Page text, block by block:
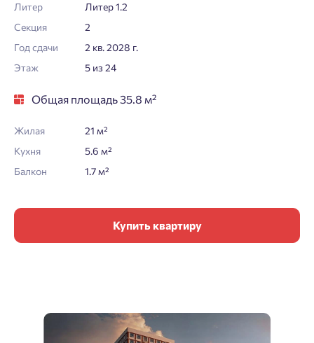
Литер
Литер 1.2
Секция
2
Год сдачи
2 кв. 2028 г.
Этаж
5 из 24
Общая площадь 35.8 м²
Жилая
21 м²
Кухня
5.6 м²
Балкон
1.7 м²
Купить квартиру